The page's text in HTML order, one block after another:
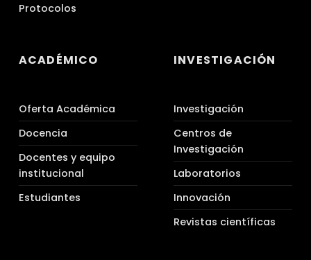
Protocolos
ACADÉMICO
Oferta Académica
Docencia
Docentes y equipo
institucional
Estudiantes
INVESTIGACIÓN
Investigación
Centros de
Investigación
Laboratorios
Innovación
Revistas científicas